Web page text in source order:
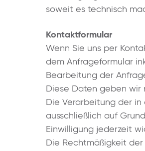
soweit es technisch
Kontaktformular
Wenn Sie uns per
dem Anfrageformular
Bearbeitung der
Diese Daten geben wir
Die Verarbeitung der
ausschließlich auf
Einwilligung jederzeit
Die Rechtmäßigkeit